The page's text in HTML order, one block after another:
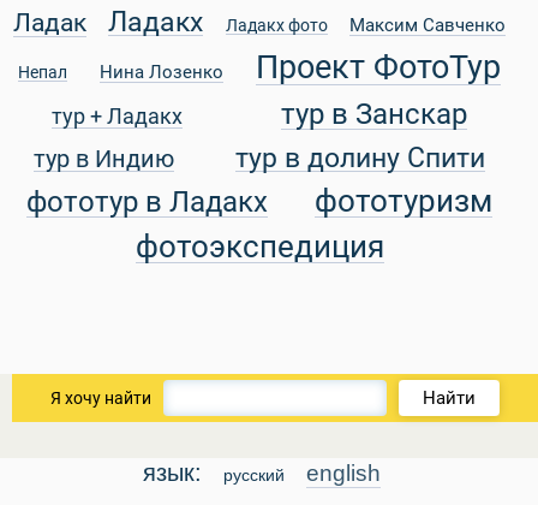
Туры
Ладак
Ладакх Ладакх фото Максим Савченко
Непал Нина Лозенко Проект ФотоТур
тур + Ладакх тур в Занскар
тур в Индию тур в долину Спити
фототур в Ладакх
фототуризм
фотоэкспедиция
Я хочу найти Найти
язык: русский english